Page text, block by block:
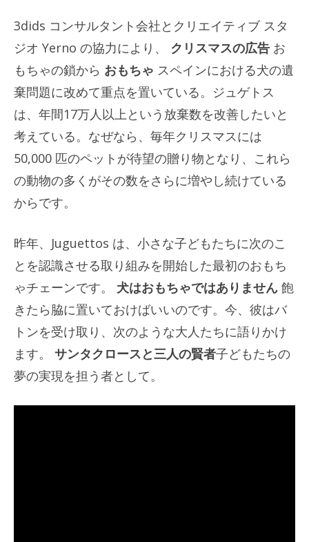
3dids コンサルタント会社とクリエイティブ スタ
ジオ Yerno の協力により、 クリスマスの広告 お
もちゃの鎖から おもちゃ スペインにおける犬の遺
棄問題に改めて重点を置いている。ジュゲトス
は、年間17万人以上という放棄数を改善したいと
考えている。なぜなら、毎年クリスマスには
50,000 匹のペットが待望の贈り物となり、これら
の動物の多くがその数をさらに増やし続けている
からです。
昨年、Juguettos は、小さな子どもたちに次のこ
とを認識させる取り組みを開始した最初のおもち
ゃチェーンです。
犬はおもちゃではありません 飽
きたら脇に置いておけばいいのです。今、彼はバ
トンを受け取り、次のような大人たちに語りかけ
ます。 サンタクロースと三人の賢者子どもたちの
夢の実現を担う者として。